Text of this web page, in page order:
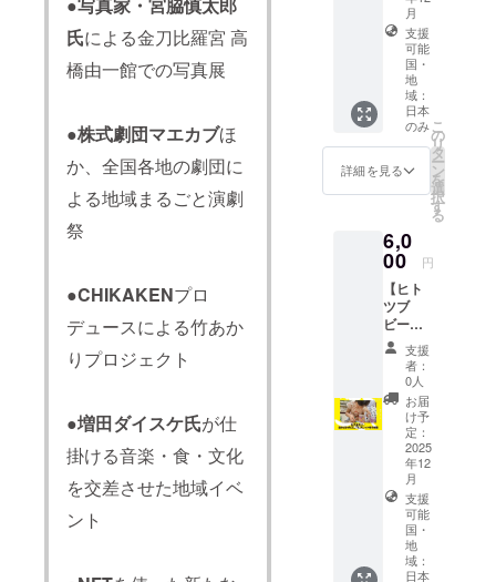
氏による金刀比羅宮 高
橋由一館での写真展
●株式劇団マエカブほ
か、全国各地の劇団に
よる地域まるごと演劇
祭
●CHIKAKENプロ
デュースによる竹あか
りプロジェクト
●増田ダイスケ氏が仕
掛ける音楽・食・文化
を交差させた地域イベ
ント
万円未
満：文
字サイ
ズ小 ※
複数の
支援を
組み合
わせて
いただ
いた場
ズを調
整致し
ます。
円未
満：文
字サイ
ズ中 3
万円未
満：文
字サイ
ズ小 ※
支援を
組み合
いた場
合は額
に応じ
てサイ
ズを調
整致し
ます。
名、
ニック
ネーム
可） 備
考欄に
ご記入
がない
場合
載いた
しませ
掲載サ
イズ＞
30万円
以上：
文字サ
イズ特
大又は
ロゴ掲
出 10万
円以上
30万円
未満：
文字サ
イズ大
3万円以
上10万
円未
満：文
字サイ
ズ中 3
日程の
詳細
は、個
別MTG
にてご
相談さ
せてい
ただき
ます。
※ご支援
いただ
いた方
前を
ホーム
ページ
に掲載
させて
いただ
きま
す。
（希望
者の
み） 掲
載を希
望され
る方
は、備
考欄に
掲載し
たいお
名前を
ご記入
いただ
きま
す。
（希望
者の
み） 掲
載を希
望され
る方
は、備
名前を
ご記入
くださ
い。
（企業
名、
ニック
ネーム
可） 備
考欄に
ご記入
がない
場合
は、掲
載いた
しませ
ん。 ＜
掲載サ
イズ＞
30万円
特別な
セット
です。
＜セッ
ト内容
＞ ・金
陵 うど
んに合
米
（720m
メ！ ・
こんぴ
ら天狗
うどん
（300g
） ※返
礼品は
こちら
のセッ
トを購
入でき
る権利
となり
ます。
※通信販
売酒類
小売業
免許を
有する
く五人
百姓 池
商店の
若き店
主、池
さんが
セレク
トした
めのオ
リジナ
ズを詰
め込み
まし
た。 ＜
セット
内容＞
・五人
百姓池
商店オ
リジナ
ル T
シャ
ツ ←
オスス
メ！ ・
五人百
姓池商
店オリ
ジナ
ル ス
月
支援
可能
国・
地
域：
日本
のみ
詳細を見る
こ
の
リ
タ
ー
ン
を
選
択
す
る
6,0
00 円
【ヒト
ツブ
ビーズ
店 お
子様向
け☆自
分だけ
のゴム
ブレス
レット
作り体
験】 沢
山の
ビーズ
からお
好きな
ビーズ
支援
者：
0人
お届
け予
定：
2025
年12
月
支援
可能
国・
地
域：
日本